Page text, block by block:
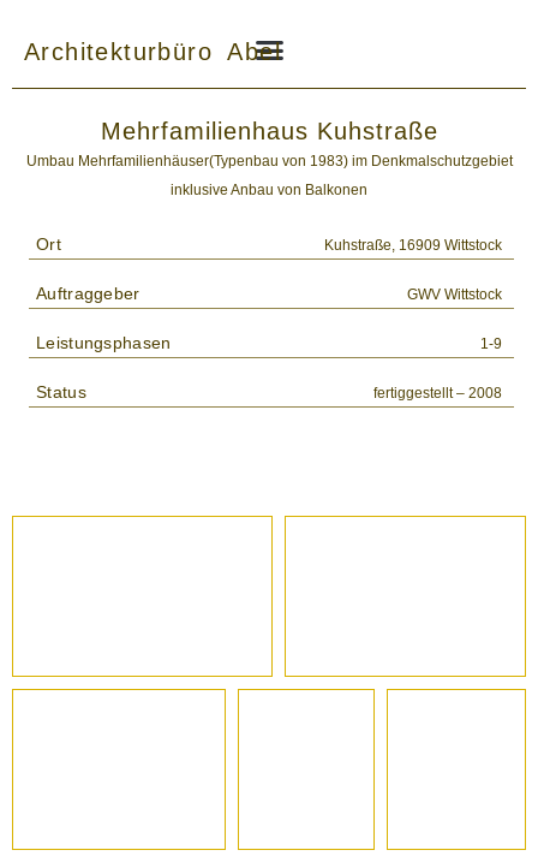
InhaltArchitekturbüro Abel
Mehrfamilienhaus Kuhstraße
Umbau Mehrfamilienhäuser(Typenbau von 1983) im Denkmalschutzgebiet
inklusive Anbau von Balkonen
Ort Kuhstraße, 16909 Wittstock
Auftraggeber GWV Wittstock
Leistungsphasen 1-9
Status fertiggestellt – 2008